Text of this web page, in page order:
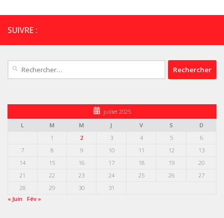
SUIVRE :
Rechercher :
juillet 2025
L
M M J V S
D
1
2 3 4 5
6
7
8 9 10 11 12
13
14
15 16 17 18 19
20
21
22 23 24 25 26
27
28
29 30
31
« Juin
Fév »